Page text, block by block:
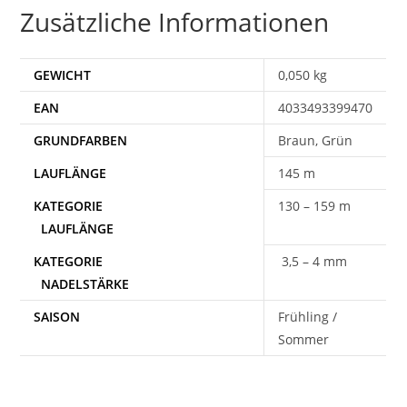
Zusätzliche Informationen
GEWICHT
0,050 kg
EAN
4033493399470
Braun, Grün
145 m
130 – 159 m
3,5 – 4 mm
SAISON
Frühling /
Sommer